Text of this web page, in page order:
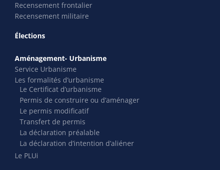
Recensement frontalier
Recensement militaire
Élections
Aménagement- Urbanisme
Service Urbanisme
Les formalités d’urbanisme
Le Certificat d’urbanisme
Permis de construire ou d’aménager
Le permis modificatif
Transfert de permis
La déclaration préalable
La déclaration d’intention d’aliéner
Le PLUi